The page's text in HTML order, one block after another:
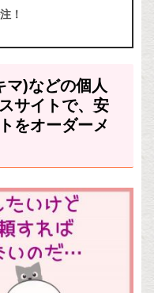
！
マ)などの個人
サイトで、安
をオーダーメ